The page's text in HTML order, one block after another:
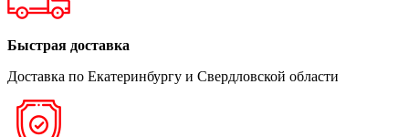
Быстрая доставка
Доставка по Екатеринбургу и Свердловской области